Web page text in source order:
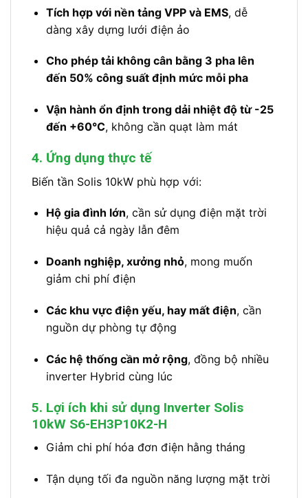
Tích hợp với nền tảng VPP và EMS, dễ
dàng xây dựng lưới điện ảo
Cho phép tải không cân bằng 3 pha lên
đến 50% công suất định mức mỗi pha
Vận hành ổn định trong dải nhiệt độ từ -25
đến +60°C, không cần quạt làm mát
4. Ứng dụng thực tế
Biến tần Solis 10kW phù hợp với:
Hộ gia đình lớn, cần sử dụng điện mặt trời
hiệu quả cả ngày lẫn đêm
Doanh nghiệp, xưởng nhỏ, mong muốn
giảm chi phí điện
Các khu vực điện yếu, hay mất điện, cần
nguồn dự phòng tự động
Các hệ thống cần mở rộng, đồng bộ nhiều
inverter Hybrid cùng lúc
5. Lợi ích khi sử dụng Inverter Solis
10kW S6-EH3P10K2-H
Giảm chi phí hóa đơn điện hằng tháng
Tận dụng tối đa nguồn năng lượng mặt trời